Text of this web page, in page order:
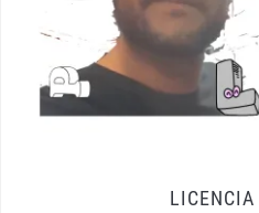
LICENCIA